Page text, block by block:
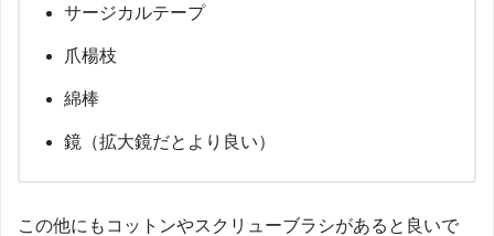
サージカルテープ
爪楊枝
綿棒
鏡（拡大鏡だとより良い）
この他にもコットンやスクリューブラシがあると良いで